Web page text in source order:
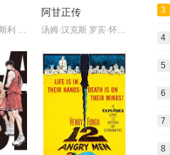
连姆·尼森 本·金斯利 拉尔夫·费因斯 卡罗琳·古多尔 乔纳森·
阿甘正传
汤姆·汉克斯 罗宾·怀特 加里·西尼斯 麦凯尔泰·威廉逊 莎莉·
3
4
5
6
7
8